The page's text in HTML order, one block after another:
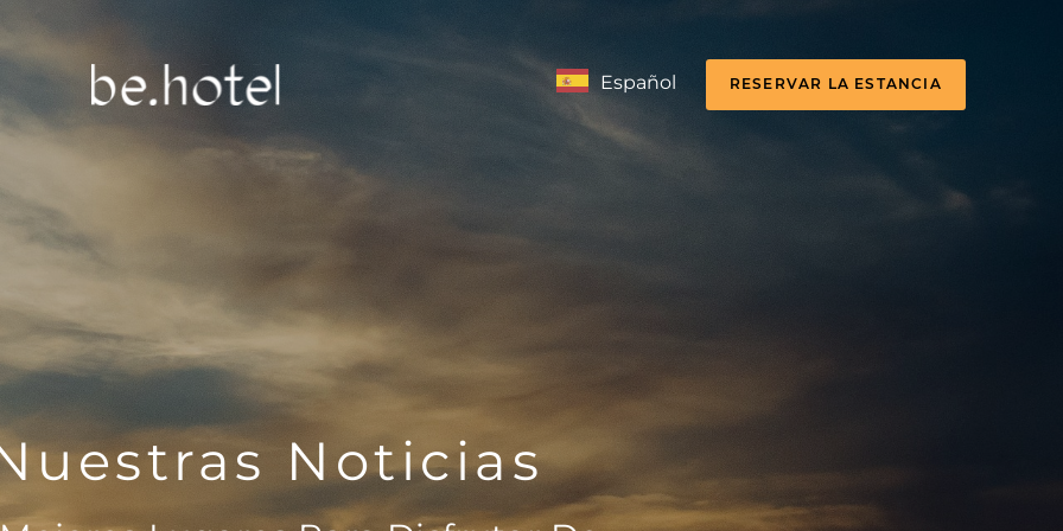
Español RESERVAR LA ESTANCIA
Noticias